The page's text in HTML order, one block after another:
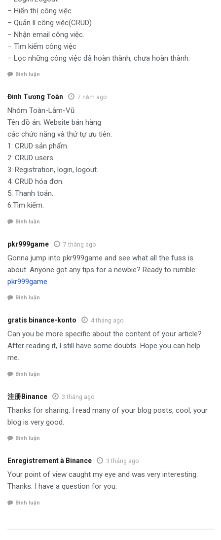
– Hiển thị công việc.
– Quản lí công việc(CRUD)
– Nhận email công việc.
– Tìm kiếm công việc
– Lọc những công việc đã hoàn thành, chưa hoàn thành.
Bình luận
Đinh Tương Toàn 7 năm ago
Nhóm Toàn-Lâm-Vũ
Tên đồ án: Website bán hàng
các chức năng và thứ tự ưu tiên:
1: CRUD sản phẩm.
2: CRUD users.
3: Registration, login, logout.
4: CRUD hóa đơn.
5: Thanh toán.
6:Tìm kiếm.
Bình luận
pkr999game 7 tháng ago
Gonna jump into pkr999game and see what all the fuss is
about. Anyone got any tips for a newbie? Ready to rumble:
pkr999game
Bình luận
gratis binance-konto 4 tháng ago
Can you be more specific about the content of your article?
After reading it, I still have some doubts. Hope you can help
me.
Bình luận
注册Binance 3 tháng ago
Thanks for sharing. I read many of your blog posts, cool, your
blog is very good.
Bình luận
Enregistrement à Binance 3 tháng ago
Your point of view caught my eye and was very interesting.
Thanks. I have a question for you.
Bình luận